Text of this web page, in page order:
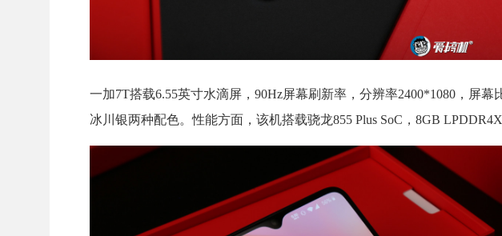
一加7T搭载6.55英寸水滴屏，90Hz屏幕刷新率，分辨率2400*1080，屏
冰川银两种配色。性能方面，该机搭载骁龙855 Plus SoC，8GB